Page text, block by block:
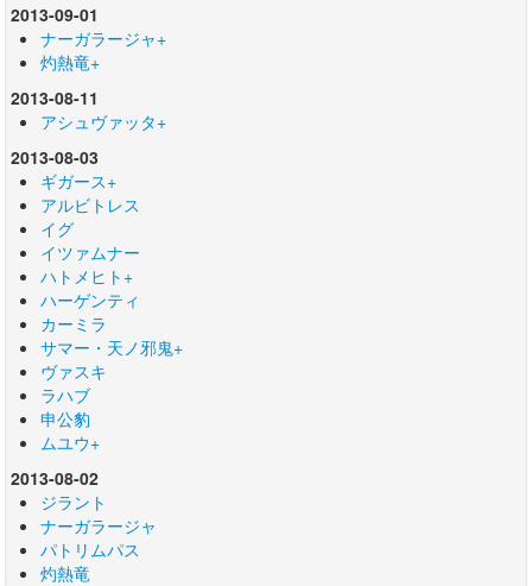
2013-09-01
ナーガラージャ+
灼熱竜+
2013-08-11
アシュヴァッタ+
2013-08-03
ギガース+
アルビトレス
イグ
イツァムナー
ハトメヒト+
ハーゲンティ
カーミラ
サマー・天ノ邪鬼+
ヴァスキ
ラハブ
申公豹
ムユウ+
2013-08-02
ジラント
ナーガラージャ
パトリムパス
灼熱竜